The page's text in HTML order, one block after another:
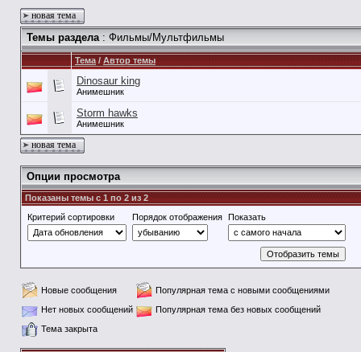
новая тема
Темы раздела: Фильмы/Мультфильмы
Тема/Автор темы
Dinosaur king
Анимешник
Storm hawks
Анимешник
новая тема
Опции просмотра
Показаны темы с 1 по 2 из 2
Критерий сортировки
Порядок отображения Показать
Новые сообщения
Популярная тема с новыми сообщениями
Нет новых сообщений
Популярная тема без новых сообщений
Тема закрыта